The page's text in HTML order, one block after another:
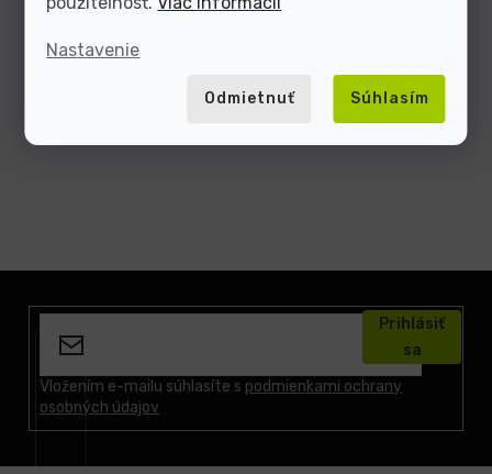
Nastavenie
Odmietnuť Súhlasím
Vložením e-mailu súhlasíte s podmienkami ochrany
osobných údajov
Prihlásiť
sa